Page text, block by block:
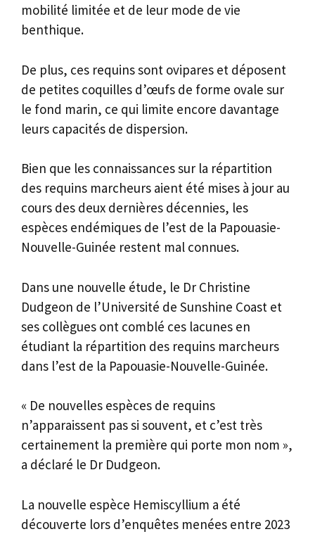
mobilité limitée et de leur mode de vie
benthique.
De plus, ces requins sont ovipares et déposent
de petites coquilles d’œufs de forme ovale sur
le fond marin, ce qui limite encore davantage
leurs capacités de dispersion.
Bien que les connaissances sur la répartition
des requins marcheurs aient été mises à jour au
cours des deux dernières décennies, les
espèces endémiques de l’est de la Papouasie-
Nouvelle-Guinée restent mal connues.
Dans une nouvelle étude, le Dr Christine
Dudgeon de l’Université de Sunshine Coast et
ses collègues ont comblé ces lacunes en
étudiant la répartition des requins marcheurs
dans l’est de la Papouasie-Nouvelle-Guinée.
« De nouvelles espèces de requins
n’apparaissent pas si souvent, et c’est très
certainement la première qui porte mon nom »,
a déclaré le Dr Dudgeon.
La nouvelle espèce Hemiscyllium a été
découverte lors d’enquêtes menées entre 2023